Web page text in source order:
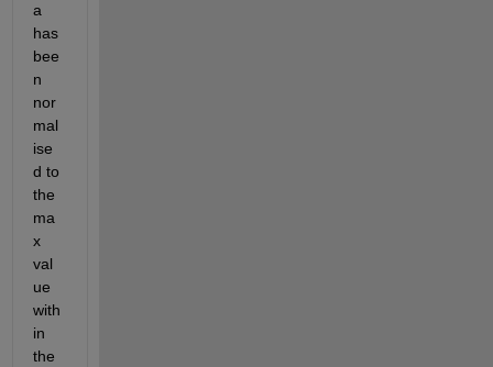
a
has
bee
n
nor
mal
ise
d to
the
ma
x
val
ue
with
in
the